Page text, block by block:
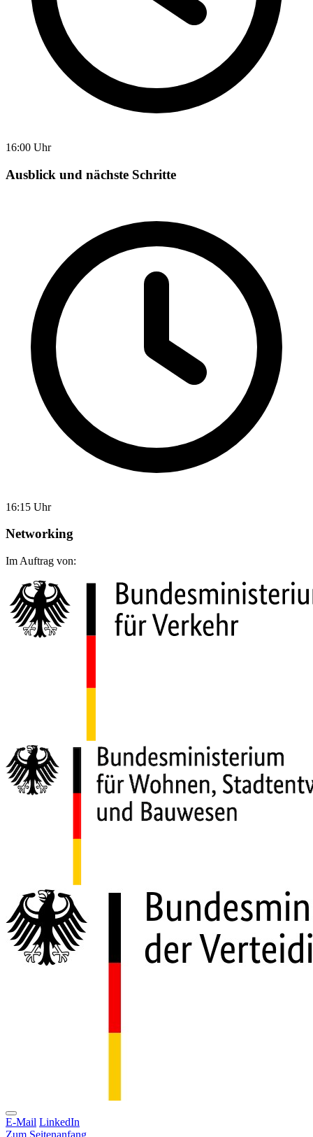
16:00 Uhr
Ausblick und nächste Schritte
16:15 Uhr
Networking
Im Auftrag von:
E-Mail LinkedIn
Zum Seitenanfang